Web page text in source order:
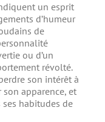
un esprit
d’humeur
de
ou d’un
révolté.
son intérêt à
apparence, et
habitudes de